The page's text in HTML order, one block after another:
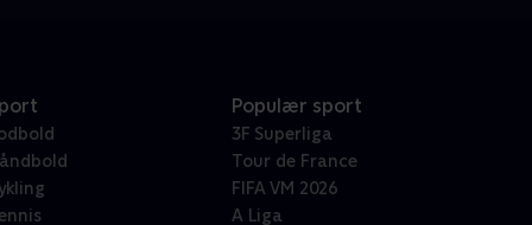
Populær sport
3F Superliga
Tour de France
FIFA VM 2026
A Liga